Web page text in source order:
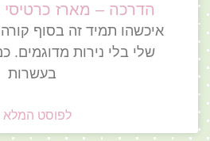
הדרכה – מארז
איכשהו תמיד זה בסוף
שלי בלי נירות מדוגמים.
בעשרות
לפוסט המלא